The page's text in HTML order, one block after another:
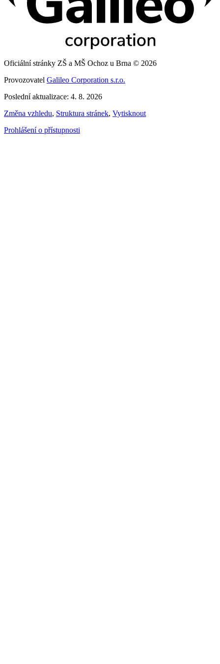
Oficiální stránky ZŠ a MŠ Ochoz u Brna © 2026
Provozovatel Galileo Corporation s.r.o.
Poslední aktualizace: 4. 8. 2026
Změna vzhledu, Struktura stránek, Vytisknout
Prohlášení o přístupnosti